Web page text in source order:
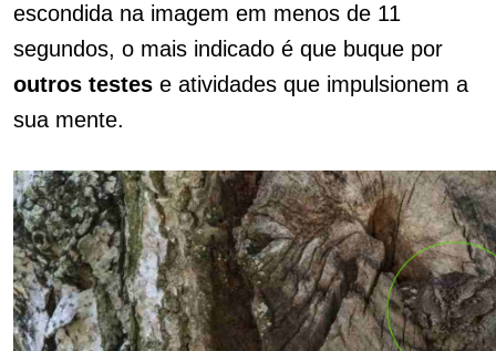
escondida na imagem em menos de 11
segundos, o mais indicado é que buque por
outros testes e atividades que impulsionem a
sua mente.